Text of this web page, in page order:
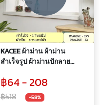
KACEE ผ้าม่าน ผ้าม่าน
สำเร็จรูป ผ้าม่านปักลาย
฿64 - 208
฿518 -58%